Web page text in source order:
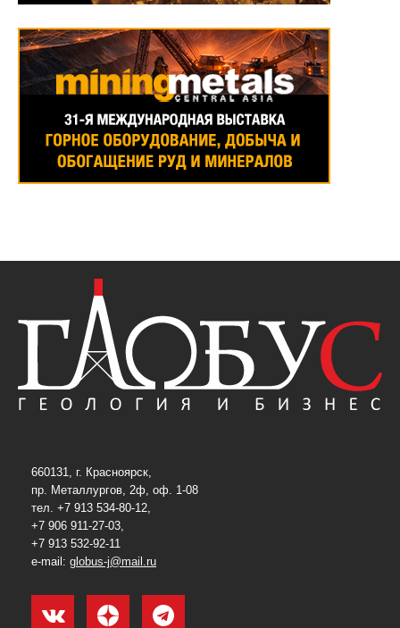
660131, г. Красноярск,
пр. Металлургов, 2ф, оф. 1-08
тел. +7 913 534-80-12,
+7 906 911-27-03,
+7 913 532-92-11
e-mail: globus-j@mail.ru